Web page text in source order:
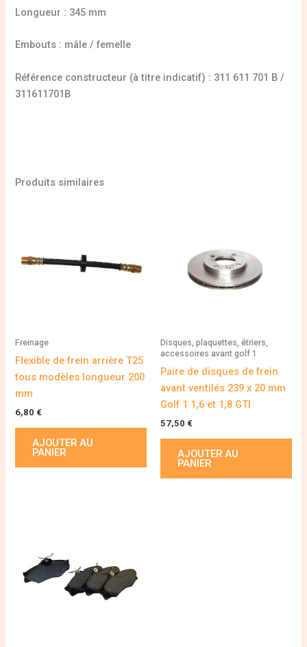
Longueur : 345 mm
Embouts : mâle / femelle
Référence constructeur (à titre indicatif) : 311 611 701 B /
311611701B
Produits similaires
Freinage
Flexible de frein arrière T25
tous modèles longueur 200
mm
6,80 €
AJOUTER AU
PANIER
Disques, plaquettes, étriers,
accessoires avant golf 1
Paire de disques de frein
avant ventilés 239 x 20 mm
Golf 1 1,6 et 1,8 GTI
57,50 €
AJOUTER AU
PANIER